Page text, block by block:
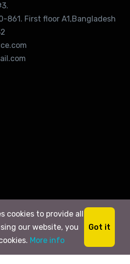
861. First floor A1,Bangladesh
. All right Reserved
cookies to provide all
our website, you
More info
Got it